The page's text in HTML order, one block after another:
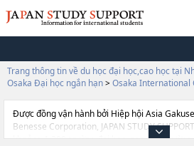
Trang thông tin về du học đại học,cao học tại
Osaka Đại học ngắn hạn> Osaka International
Được đồng vận hành bởi Hiệp hội Asia
Benesse Corporation, JAPAN STUDY
khoảng 1.300 trường đại học, cao học,